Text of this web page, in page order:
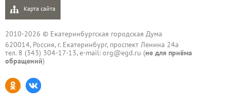
Карта сайта
2010-2026 © Екатеринбургская городская Дума
620014, Россия, г. Екатеринбург, проспект Ленина 24а
тел. 8 (343) 304-17-13, e-mail: org@egd.ru (не для приёма
обращений)